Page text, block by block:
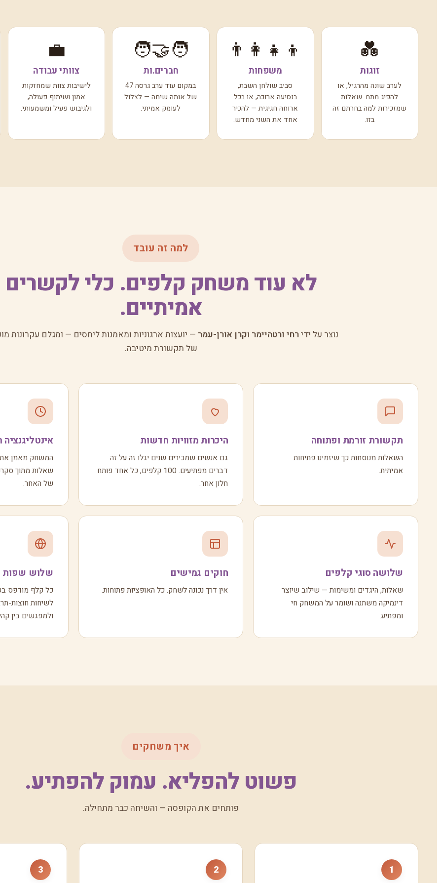
💑
זוגות
לערב שונה מהרגיל, או
להפיג מתח. שאלות
שמזכירות למה בחרתם זה
בזו.
👨‍👩‍👧‍👦
משפחות
סביב שולחן השבת,
בנסיעה ארוכה, או בכל
ארוחה חגיגית — להכיר
אחד את השני מחדש.
🧑‍🤝‍🧑
חברים.ות
במקום עוד ערב גרסה 47
של אותה שיחה — לצלול
לעומק אמיתי.
💼
צוותי עבודה
לישיבות צוות שמחזקות
אמון ושיתוף פעולה,
ולגיבוש פעיל ומשמעותי.
למה זה עובד
לא עוד משחק קלפים. כלי לקשרים
אמיתיים.
נוצר על ידירחי ורטהיימר וקרן אורן-עמר — יועצות ארגוניות ומאמנות ליחסים — ומגלם עקרונות
של תקשורת מיטיבה.
תקשורת זורמת ופתוחה
השאלות מנוסחות כך שיזמינו פתיחות
אמיתית.
היכרות מזוויות חדשות
גם אנשים שמכירים שנים יגלו זה על זה
דברים מפתיעים. 100 קלפים, כל אחד פותח
חלון אחר.
המשחק מאמן את
שאלות מתוך
של האחר.
שלושה סוגי קלפים
שאלות, היגדים ומשימות — שילוב שיוצר
דינמיקה משתנה ושומר על המשחק חי
ומפתיע.
חוקים גמישים
אין דרך נכונה לשחק. כל האופציות פתוחות.
שלוש שפות
כל קלף מודפס
לשיחות חוצות-
ולמפגשים בין
איך משחקים
פשוט להפליא. עמוק להפתיע.
פותחים את הקופסה — והשיחה כבר מתחילה.
1
2
3